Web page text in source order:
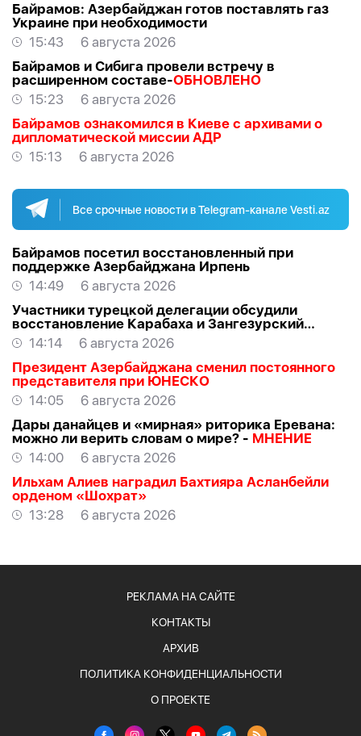
Байрамов: Азербайджан готов поставлять газ
Украине при необходимости
15:43
6 августа 2026
Байрамов и Сибига провели встречу в
расширенном составе-ОБНОВЛЕНО
15:23
6 августа 2026
Байрамов ознакомился в Киеве с архивами о
дипломатической миссии АДР
15:13
6 августа 2026
Все срочные новости в Telegram-канале Vesti.az
Байрамов посетил восстановленный при
поддержке Азербайджана Ирпень
14:49
6 августа 2026
Участники турецкой делегации обсудили
восстановление Карабаха и Зангезурский
коридор
14:14
6 августа 2026
Президент Азербайджана сменил постоянного
представителя при ЮНЕСКО
14:05
6 августа 2026
Дары данайцев и «мирная» риторика Еревана:
можно ли верить словам о мире? - МНЕНИЕ
14:00
6 августа 2026
Ильхам Алиев наградил Бахтияра Асланбейли
орденом «Шохрат»
13:28
6 августа 2026
РЕКЛАМА НА САЙТЕ
КОНТАКТЫ
АРХИВ
ПОЛИТИКА КОНФИДЕНЦИАЛЬНОСТИ
О ПРОЕКТЕ